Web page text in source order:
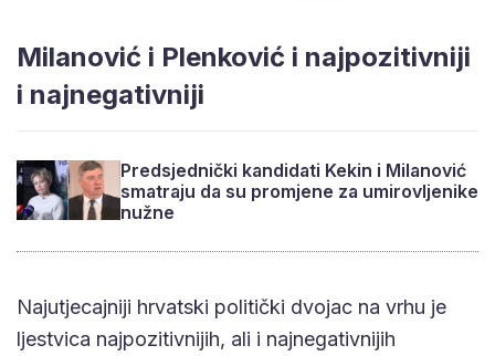
Milanović i Plenković i najpozitivniji
i najnegativniji
Predsjednički kandidati Kekin i Milanović
smatraju da su promjene za umirovljenike
nužne
Najutjecajniji hrvatski politički dvojac na vrhu je
ljestvica najpozitivnijih, ali i najnegativnijih